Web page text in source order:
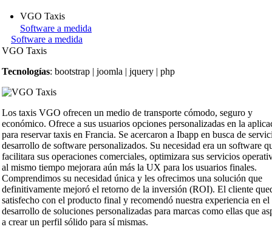
VGO Taxis
Software a medida
Software a medida
VGO Taxis
Tecnologías: bootstrap | joomla | jquery | php
Los taxis VGO ofrecen un medio de transporte cómodo, seguro y
económico. Ofrece a sus usuarios opciones personalizadas en la
para reservar taxis en Francia. Se acercaron a Ibapp en busca de
desarrollo de software personalizados. Su necesidad era un software
facilitara sus operaciones comerciales, optimizara sus servicios
al mismo tiempo mejorara aún más la UX para los usuarios finales.
Comprendimos su necesidad única y les ofrecimos una solución que
definitivamente mejoró el retorno de la inversión (ROI). El cliente
satisfecho con el producto final y recomendó nuestra experiencia en el
desarrollo de soluciones personalizadas para marcas como ellas que
a crear un perfil sólido para sí mismas.